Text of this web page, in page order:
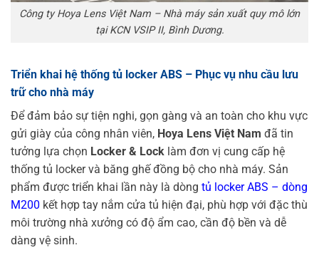
Công ty Hoya Lens Việt Nam – Nhà máy sản xuất quy mô lớn
tại KCN VSIP II, Bình Dương.
Triển khai hệ thống tủ locker ABS – Phục vụ nhu cầu lưu
trữ cho nhà máy
Để đảm bảo sự tiện nghi, gọn gàng và an toàn cho khu vực
gửi giày của công nhân viên, Hoya Lens Việt Nam đã tin
tưởng lựa chọn Locker & Lock làm đơn vị cung cấp hệ
thống tủ locker và băng ghế đồng bộ cho nhà máy. Sản
phẩm được triển khai lần này là dòng tủ locker ABS – dòng
M200 kết hợp tay nắm cửa tủ hiện đại, phù hợp với đặc thù
môi trường nhà xưởng có độ ẩm cao, cần độ bền và dễ
dàng vệ sinh.